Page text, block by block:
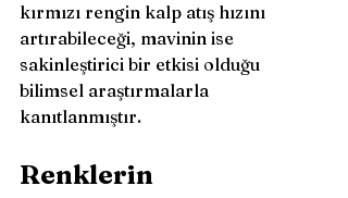
kırmızı rengin kalp atış hızını
artırabileceği, mavinin ise
sakinleştirici bir etkisi olduğu
bilimsel araştırmalarla
kanıtlanmıştır.
Renklerin